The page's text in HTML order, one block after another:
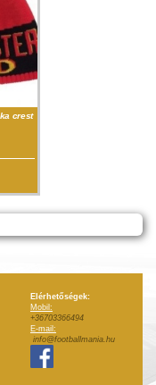
crest
Elérhetőségek:
Mobil:
+36703366494
E-mail:
info@footballmania.hu